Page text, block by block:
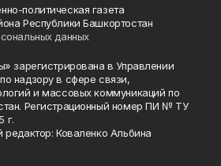
политическая газета
Республики Башкортостан
данных
зарегистрирована в Управлении
надзору в сфере связи,
и массовых коммуникаций по
Регистрационный номер ПИ № ТУ
г.
Коваленко Альбина